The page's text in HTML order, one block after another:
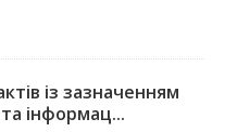
із зазначенням
інформац...